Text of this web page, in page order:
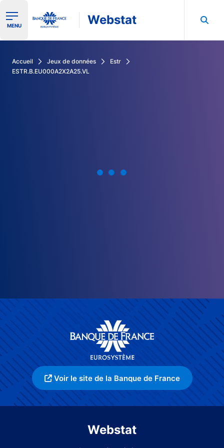
Ouvrir le menu de navigation
MENU Webstat
Accueil Jeux de données
Estr
ESTR.B.EU000A2X2A25.VL
Voir le site de la Banque de France
Webstat